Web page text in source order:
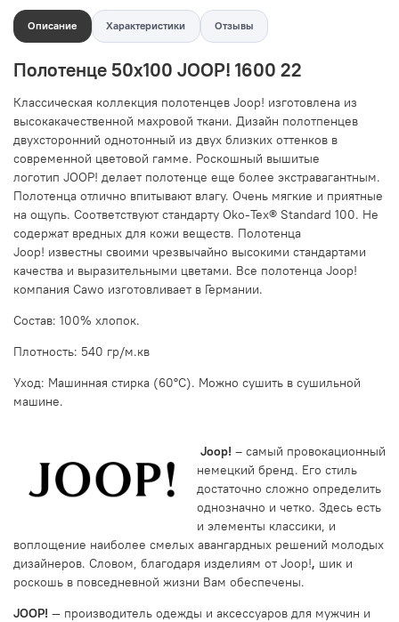
Описание Характеристики Отзывы
Полотенце 50х100 JOOP! 1600 22
Классическая коллекция полотенцев Joop! изготовлена из
высокакачественной махровой ткани. Дизайн полотпенцев
двухсторонний однотонный из двух близких оттенков в
современной цветовой гамме. Роскошный вышитые
логотип JOOP! делает полотенце еще более экстравагантным.
Полотенца отлично впитывают влагу. Очень мягкие и приятные
на ощупь. Соответствуют стандарту Oko-Tex® Standard 100. Не
содержат вредных для кожи веществ. Полотенца
Joop! известны своими чрезвычайно высокими стандартами
качества и выразительными цветами. Все полотенца Joop!
компания Cawo изготовливает в Германии.
Состав: 100% хлопок.
Плотность: 540 гр/м.кв
Уход: Машинная стирка (60°C). Можно сушить в сушильной
машине.
Joop! – самый провокационный
немецкий бренд. Его стиль
достаточно сложно определить
однозначно и четко. Здесь есть
и элементы классики, и
воплощение наиболее смелых авангардных решений молодых
дизайнеров. Словом, благодаря изделиям от Joop!, шик и
роскошь в повседневной жизни Вам обеспечены.
JOOP! — производитель одежды и аксессуаров для мужчин и